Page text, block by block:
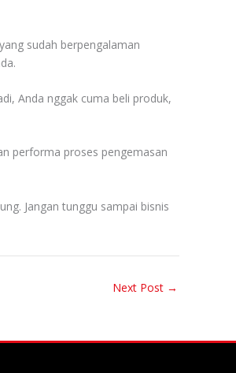
sudah berpengalaman
Anda nggak cuma beli produk,
performa proses pengemasan
Jangan tunggu sampai bisnis
Next Post →